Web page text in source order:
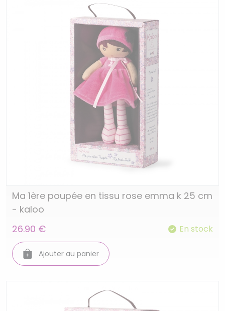
Ma 1ère poupée en tissu rose emma k 25 cm
- kaloo
26.90 €
En stock
Ajouter au panier